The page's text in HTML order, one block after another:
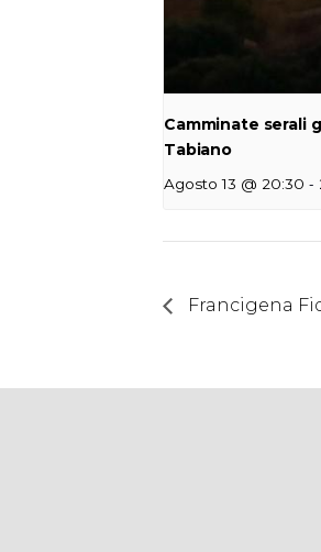
Camminate serali
Tabiano
Agosto 13 @ 20:30 -
Francigena